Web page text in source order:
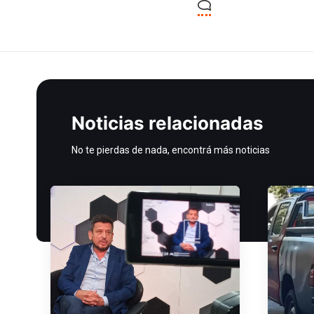
Noticias relacionadas
No te pierdas de nada, encontrá más noticias